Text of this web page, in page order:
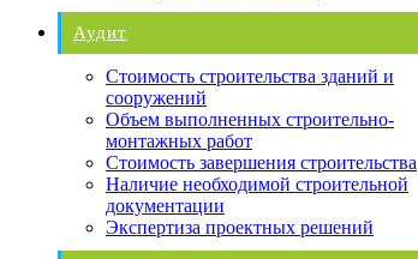
Аудит
Стоимость строительства зданий и
сооружений
Объем выполненных строительно-
монтажных работ
Стоимость завершения строительства
Наличие необходимой строительной
документации
Экспертиза проектных решений